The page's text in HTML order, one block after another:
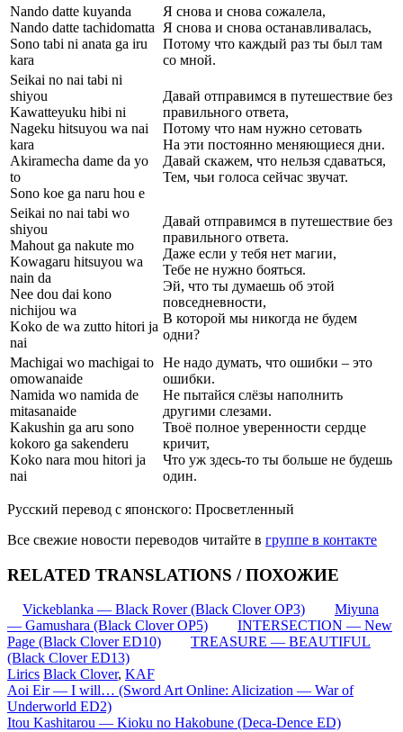
Nando datte kuyanda
Nando datte tachidomatta
Sono tabi ni anata ga iru
kara
Я снова и снова сожалела,
Я снова и снова останавливалась,
Потому что каждый раз ты был там
со мной.
Seikai no nai tabi ni
shiyou
Kawatteyuku hibi ni
Nageku hitsuyou wa nai
kara
Akiramecha dame da yo
to
Sono koe ga naru hou e
Давай отправимся в путешествие без
правильного ответа,
Потому что нам нужно сетовать
На эти постоянно меняющиеся дни.
Давай скажем, что нельзя сдаваться,
Тем, чьи голоса сейчас звучат.
Seikai no nai tabi wo
shiyou
Mahout ga nakute mo
Kowagaru hitsuyou wa
nain da
Nee dou dai kono
nichijou wa
Koko de wa zutto hitori ja
nai
Давай отправимся в путешествие без
правильного ответа.
Даже если у тебя нет магии,
Тебе не нужно бояться.
Эй, что ты думаешь об этой
повседневности,
В которой мы никогда не будем
одни?
Machigai wo machigai to
omowanaide
Namida wo namida de
mitasanaide
Kakushin ga aru sono
kokoro ga sakenderu
Koko nara mou hitori ja
nai
Не надо думать, что ошибки – это
ошибки.
Не пытайся слёзы наполнить
другими слезами.
Твоё полное уверенности сердце
кричит,
Что уж здесь-то ты больше не будешь
один.
Русский перевод с японского: Просветленный
Все свежие новости переводов читайте в группе в контакте
RELATED TRANSLATIONS / ПОХОЖИЕ
Vickeblanka — Black Rover (Black Clover OP3)
Miyuna
— Gamushara (Black Clover OP5)
INTERSECTION — New
Page (Black Clover ED10)
TREASURE — BEAUTIFUL
(Black Clover ED13)
Lirics Black Clover, KAF
Запись
навигация
Aoi Eir — I will… (Sword Art Online: Alicization — War of
Underworld ED2)
Itou Kashitarou — Kioku no Hakobune (Deca-Dence ED)